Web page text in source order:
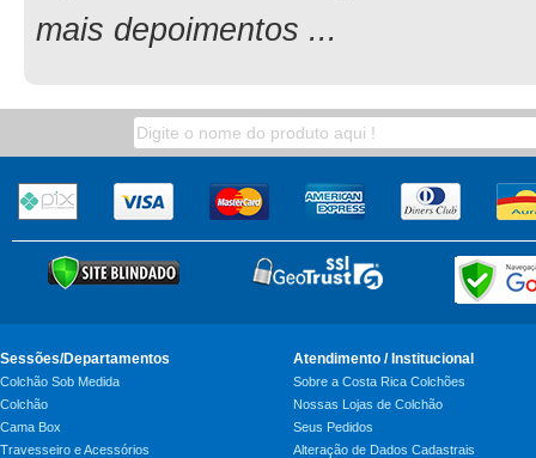
mais depoimentos ...
Sessões/Departamentos
Colchão Sob Medida
Colchão
Cama Box
Travesseiro e Acessórios
Atendimento / Institucional
Sobre a Costa Rica Colchões
Nossas Lojas de Colchão
Seus Pedidos
Alteração de Dados Cadastrais